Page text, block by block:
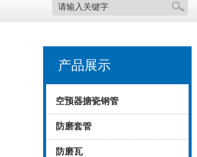
产品展示
空预器搪瓷钢管
防磨套管
防磨瓦